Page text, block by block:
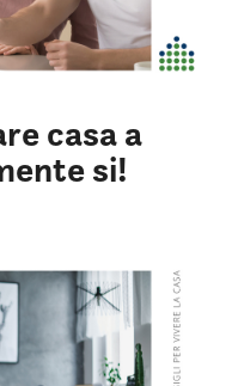
casa a
si!